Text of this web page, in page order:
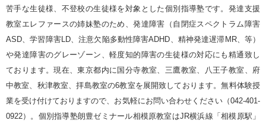
苦手な生徒様、不登校の生徒様を対象とした個別指導塾です。発達支援
教室エレファースの姉妹塾のため、発達障害（自閉症スペクトラム障害
ASD、学習障害LD、注意欠陥多動性障害ADHD、精神発達遅滞MR、等）
や発達障害のグレーゾーン、軽度知的障害の生徒様の対応にも精通致し
ております。現在、東京都内に国分寺教室、三鷹教室、八王子教室、府
中教室、秋津教室、拝島教室の6教室を展開致しております。無料体験授
業を受け付けておりますので、お気軽にお問い合わせください（042-401-
0922）。個別指導塾朗豊ゼミナール相模原教室はJR横浜線「相模原駅」